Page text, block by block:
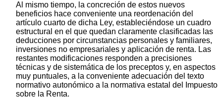
Al mismo tiempo, la concreción de estos nuevos
beneficios hace conveniente una reordenación del
artículo cuarto de dicha Ley, estableciéndose un cuadro
estructural en el que quedan claramente clasificadas las
deducciones por circunstancias personales y familiares,
inversiones no empresariales y aplicación de renta. Las
restantes modificaciones responden a precisiones
técnicas y de sistemática de los preceptos y, en aspectos
muy puntuales, a la conveniente adecuación del texto
normativo autonómico a la normativa estatal del Impuesto
sobre la Renta.